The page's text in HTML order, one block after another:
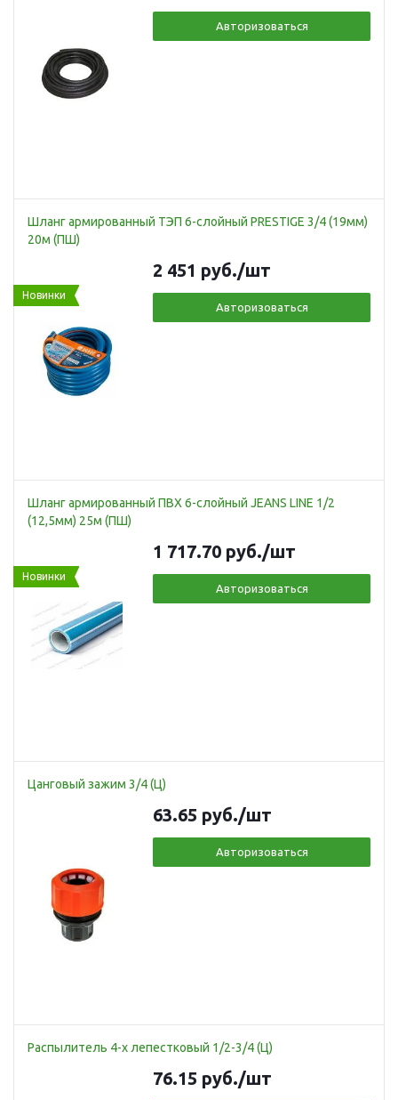
Авторизоваться
Шланг армированный ТЭП 6-слойный PRESTIGE 3/4 (19мм)
20м (ПШ)
Новинки
2 451 руб./шт
Авторизоваться
Шланг армированный ПВХ 6-слойный JEANS LINE 1/2
(12,5мм) 25м (ПШ)
Новинки
1 717.70 руб./шт
Авторизоваться
Цанговый зажим 3/4 (Ц)
63.65 руб./шт
Авторизоваться
Распылитель 4-х лепестковый 1/2-3/4 (Ц)
76.15 руб./шт